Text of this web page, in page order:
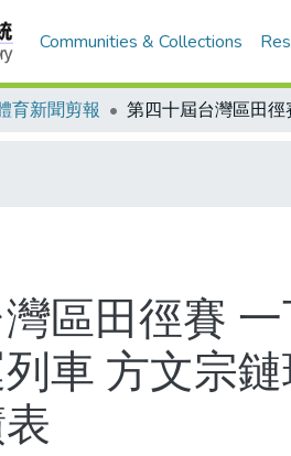
Communities & Collections
育新聞剪報
區田徑賽
車 方文宗